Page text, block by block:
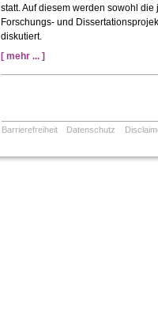
statt. Auf diesem werden sowohl
Forschungs- und
diskutiert.
[ mehr ... ]
Barrierefreiheit Datenschutz